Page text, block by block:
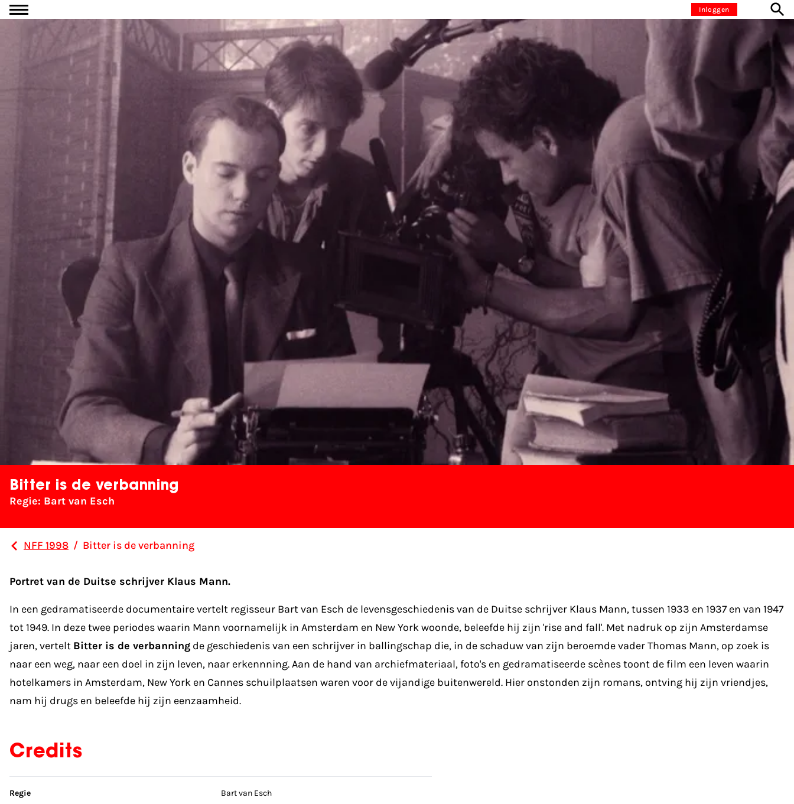
Ga naar inhoud Inloggen
Bitter is de verbanning
Regie: Bart van Esch
NFF 1998 / Bitter is de verbanning
Portret van de Duitse schrijver Klaus Mann.
In een gedramatiseerde documentaire vertelt regisseur Bart van Esch de levensgeschiedenis van de Duitse schrijver Klaus Mann, tussen 1933 en 1937 en van 1947
tot 1949. In deze twee periodes waarin Mann voornamelijk in Amsterdam en New York woonde, beleefde hij zijn 'rise and fall'. Met nadruk op zijn Amsterdamse
jaren, vertelt Bitter is de verbanning de geschiedenis van een schrijver in ballingschap die, in de schaduw van zijn beroemde vader Thomas Mann, op zoek is
naar een weg, naar een doel in zijn leven, naar erkennning. Aan de hand van archiefmateriaal, foto's en gedramatiseerde scènes toont de film een leven waarin
hotelkamers in Amsterdam, New York en Cannes schuilplaatsen waren voor de vijandige buitenwereld. Hier onstonden zijn romans, ontving hij zijn vriendjes,
nam hij drugs en beleefde hij zijn eenzaamheid.
Credits
Sla credits over
Regie Bart van Esch